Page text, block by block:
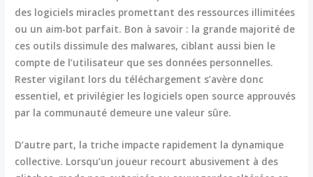
des logiciels miracles promettant des ressources illimitées
ou un aim-bot parfait. Bon à savoir : la grande majorité de
ces outils dissimule des malwares, ciblant aussi bien le
compte de l’utilisateur que ses données personnelles.
Rester vigilant lors du téléchargement s’avère donc
essentiel, et privilégier les logiciels open source approuvés
par la communauté demeure une valeur sûre.
D’autre part, la triche impacte rapidement la dynamique
collective. Lorsqu’un joueur recourt abusivement à des